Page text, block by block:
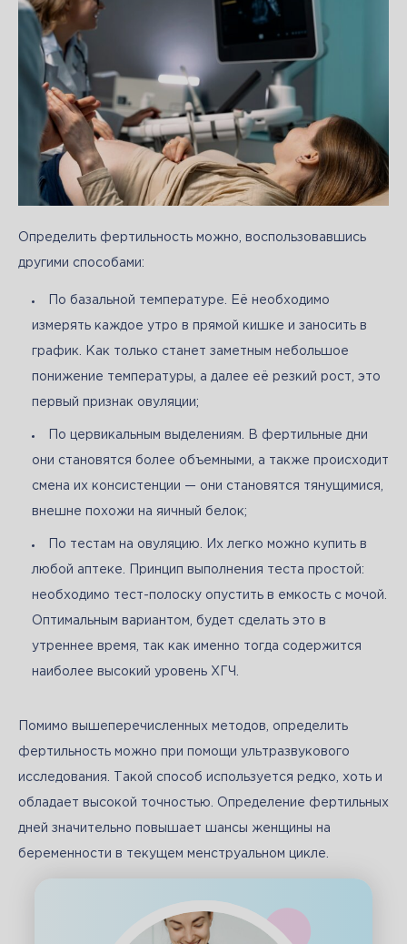
Определить фертильность можно, воспользовавшись
другими способами:
По базальной температуре. Её необходимо
измерять каждое утро в прямой кишке и заносить в
график. Как только станет заметным небольшое
понижение температуры, а далее её резкий рост, это
первый признак овуляции;
По цервикальным выделениям. В фертильные дни
они становятся более объемными, а также происходит
смена их консистенции — они становятся тянущимися,
внешне похожи на яичный белок;
По тестам на овуляцию. Их легко можно купить в
любой аптеке. Принцип выполнения теста простой:
необходимо тест-полоску опустить в емкость с мочой.
Оптимальным вариантом, будет сделать это в
утреннее время, так как именно тогда содержится
наиболее высокий уровень ХГЧ.
Помимо вышеперечисленных методов, определить
фертильность можно при помощи ультразвукового
исследования. Такой способ используется редко, хоть и
обладает высокой точностью. Определение фертильных
дней значительно повышает шансы женщины на
беременности в текущем менструальном цикле.